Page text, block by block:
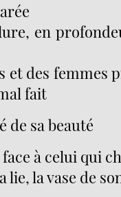
en
et des femmes
fait
de sa beauté
à celui qui
lie, la vase de